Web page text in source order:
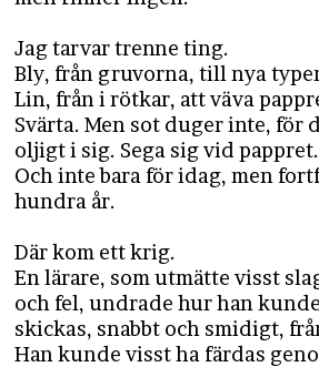
Jag tarvar trenne ting.
Bly, från gruvorna, till nya
Lin, från i rötkar, att väva
Svärta. Men sot duger inte, för
oljigt i sig. Sega sig vid pappret.
Och inte bara för idag, men
hundra år.
Där kom ett krig.
En lärare, som utmätte visst
och fel, undrade hur han
skickas, snabbt och smidigt,
Han kunde visst ha färdas